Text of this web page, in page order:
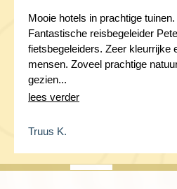
Mooie hotels in prachtige
Fantastische reisbegeleider
fietsbegeleiders. Zeer kleurrijke
mensen. Zoveel prachtige
gezien...
lees verder
Truus K.